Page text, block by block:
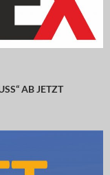
AB JETZT